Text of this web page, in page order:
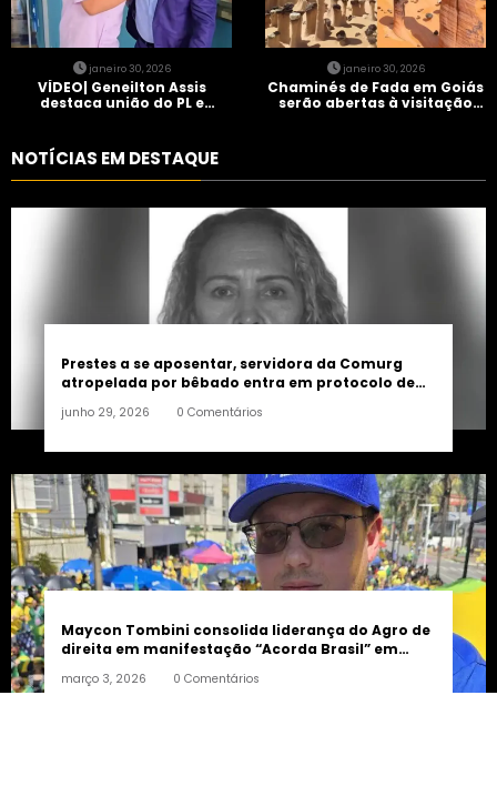
janeiro 30, 2026
VÍDEO| Geneilton Assis
destaca união do PL e
janeiro 30, 2026
Chaminés de Fada em Goiás
serão abertas à visitação
NOTÍCIAS EM DESTAQUE
Prestes a se aposentar, servidora da Comurg
atropelada por bêbado entra em protocolo de
junho 29, 2026 0 Comentários
Maycon Tombini consolida liderança do Agro de
direita em manifestação “Acorda Brasil” em
março 3, 2026 0 Comentários